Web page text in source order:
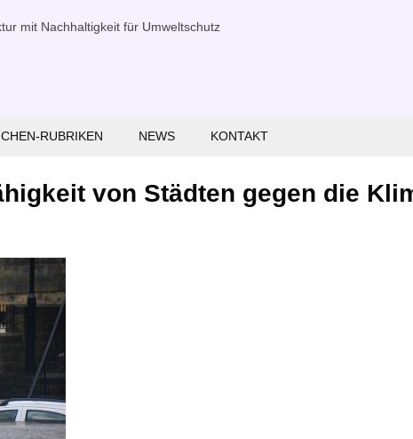
RUBRIKEN
Lösungen
NEWS KONTAKT
von Städten gegen die